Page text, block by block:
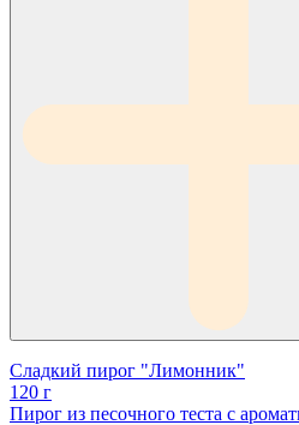
Сладкий пирог "Лимонник"
120 г
Пирог из песочного теста с